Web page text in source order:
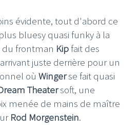
évidente, tout d'abord ce
bluesy quasi funky à la
du frontman Kipfait des
juste derrière pour un
où Wingerse fait quasi
Theatersoft, une
menée de mains de maître
Rod Morgenstein.